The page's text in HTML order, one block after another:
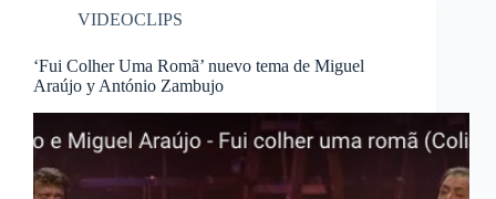
VIDEOCLIPS
‘Fui Colher Uma Romã’ nuevo tema de Miguel
Araújo y António Zambujo